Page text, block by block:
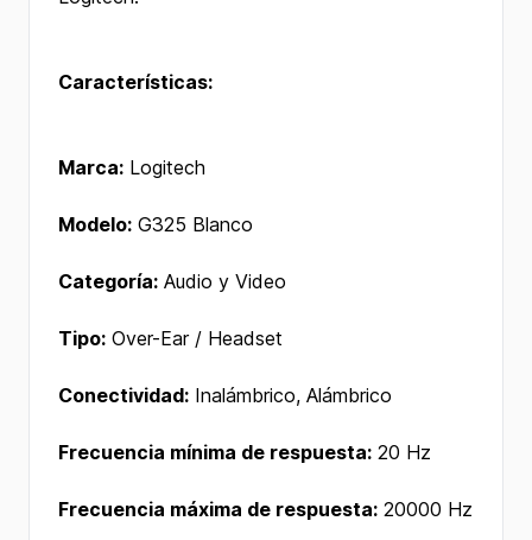
Características:
Marca: Logitech
Modelo: G325 Blanco
Categoría: Audio y Video
Tipo: Over-Ear / Headset
Conectividad: Inalámbrico, Alámbrico
Frecuencia mínima de respuesta: 20 Hz
Frecuencia máxima de respuesta: 20000 Hz